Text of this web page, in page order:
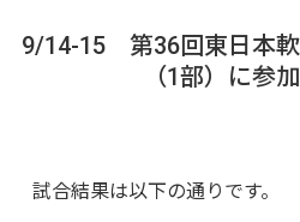
9/14-15 第36回東日本
（1部）に参
試合結果は以下の通りです。